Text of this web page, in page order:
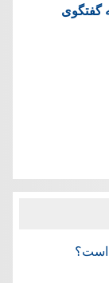
گفتگوی
است؟